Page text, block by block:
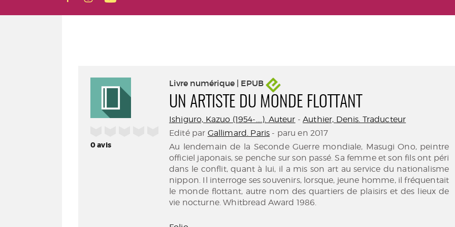
0avis
Livre numérique | EPUB
UN ARTISTE DU MONDE FLOTTANT
Ishiguro, Kazuo (1954-....). Auteur -Authier, Denis. Traducteur
Edité par Gallimard. Paris - paru en 2017
Au lendemain de la Seconde Guerre mondiale, Masugi Ono, peintre
officiel japonais, se penche sur son passé. Sa femme et son fils ont péri
dans le conflit, quant à lui, il a mis son art au service du nationalisme
nippon. Il interroge ses souvenirs, lorsque, jeune homme, il fréquentait
le monde flottant, autre nom des quartiers de plaisirs et des lieux de
vie nocturne. Whitbread Award 1986.